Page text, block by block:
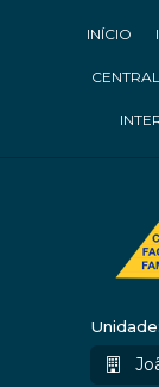
INÍCIO
Unidade: